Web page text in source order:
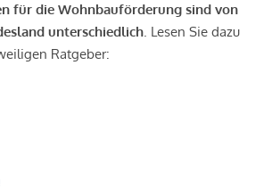
für die Wohnbauförderung sind von
unterschiedlich. Lesen Sie dazu
Ratgeber: